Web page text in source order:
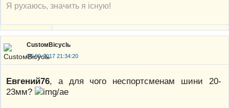
Я рухаюсь, значить я існую!
CustoмBicyclь
06-09-2017 21:34:20
Евгений76, а для чого неспортсменам шини 20-
23мм?